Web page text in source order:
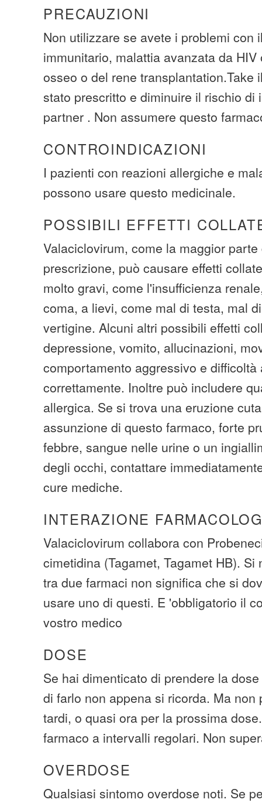
PRECAUZIONI
Non utilizzare se avete i problemi con
immunitario, malattia avanzata da
osseo o del rene transplantation.Take
stato prescritto e diminuire il rischio di
partner . Non assumere questo
CONTROINDICAZIONI
I pazienti con reazioni allergiche e
possono usare questo medicinale.
POSSIBILI EFFETTI
Valaciclovirum, come la maggior
prescrizione, può causare effetti
molto gravi, come l'insufficienza
coma, a lievi, come mal di testa, mal
vertigine. Alcuni altri possibili effetti
depressione, vomito, allucinazioni,
comportamento aggressivo e difficoltà
correttamente. Inoltre può includere
allergica. Se si trova una eruzione
assunzione di questo farmaco, forte
febbre, sangue nelle urine o un
degli occhi, contattare
cure mediche.
INTERAZIONE
Valaciclovirum collabora con
cimetidina (Tagamet, Tagamet HB).
tra due farmaci non significa che si
usare uno di questi. E 'obbligatorio il
vostro medico
DOSE
Se hai dimenticato di prendere la
di farlo non appena si ricorda. Ma non
tardi, o quasi ora per la prossima
farmaco a intervalli regolari. Non
OVERDOSE
Qualsiasi sintomo overdose noti. Se